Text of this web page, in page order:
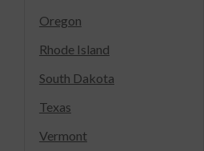
Oregon
Rhode Island
South Dakota
Texas
Vermont